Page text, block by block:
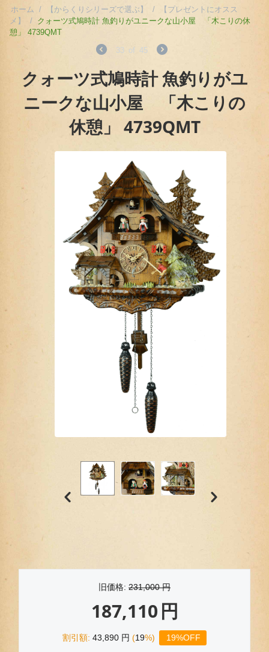
ホーム / 【からくりシリーズで選ぶ】 /
【プレゼントにオスス
メ】
/ クォーツ式鳩時計 魚釣りがユニークな山小屋 「木こりの休
憩」 4739QMT
33 of 45
クォーツ式鳩時計 魚釣りがユ
ニークな山小屋 「木こりの
休憩」 4739QMT
旧価格: 231,000 円
187,110円
割引額: 43,890 円 (19%) 19%OFF